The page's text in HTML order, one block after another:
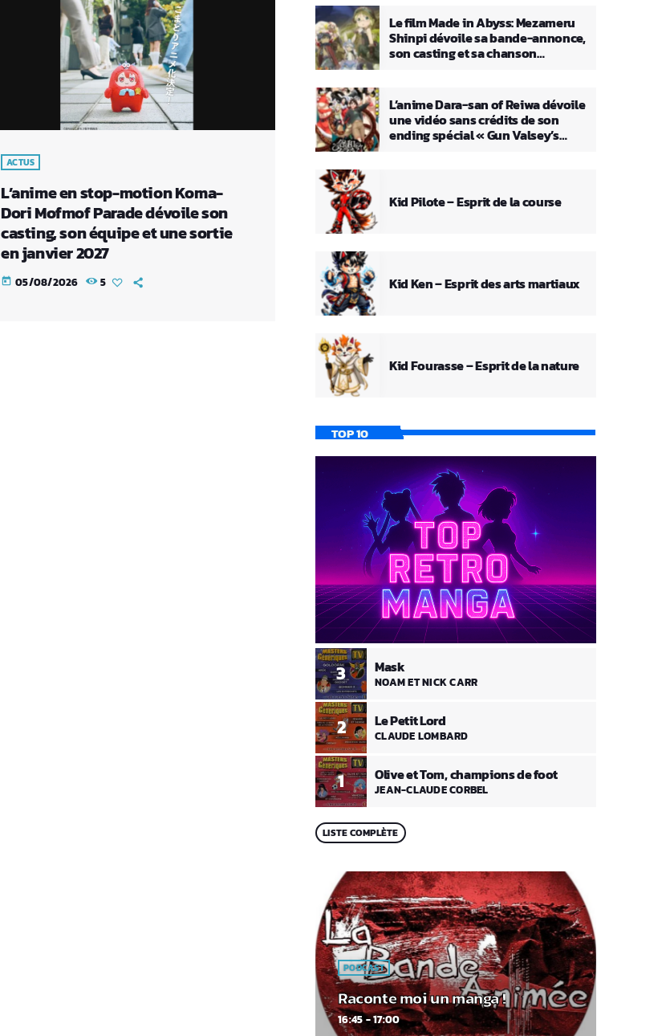
ACTUS
L’anime en stop-motion Koma-
Dori Mofmof Parade dévoile son
casting, son équipe et une sortie
en janvier 2027
today 05/08/2026 5
Le film Made in Abyss: Mezameru
Shinpi dévoile sa bande-annonce,
son casting et sa chanson
L’anime Dara-san of Reiwa dévoile
une vidéo sans crédits de son
ending spécial « Gun Valsey’s
Kid Pilote – Esprit de la course
Kid Ken – Esprit des arts martiaux
Kid Fourasse – Esprit de la nature
TOP 10
1 Olive et Tom, champions de foot
JEAN-CLAUDE CORBEL
2 Le Petit Lord
CLAUDE LOMBARD
3 Mask
NOAM ET NICK CARR
LISTE COMPLÈTE
PODCAST
Raconte moi un manga !
16:45 - 17:00